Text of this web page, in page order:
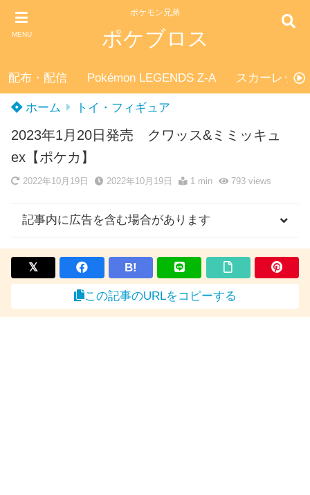
MENU
ポケモン兄弟
ポケブロス
配布・配信 Pokémon LEGENDS Z-A スカーレッ
ホーム トイ・フィギュア
2023年1月20日発売 クワッス&ミミッキュ
ex【ポケカ】
2022年10月19日 2022年10月19日 1 min 793views
記事内に広告を含む場合があります
B!
この記事のURLをコピーする